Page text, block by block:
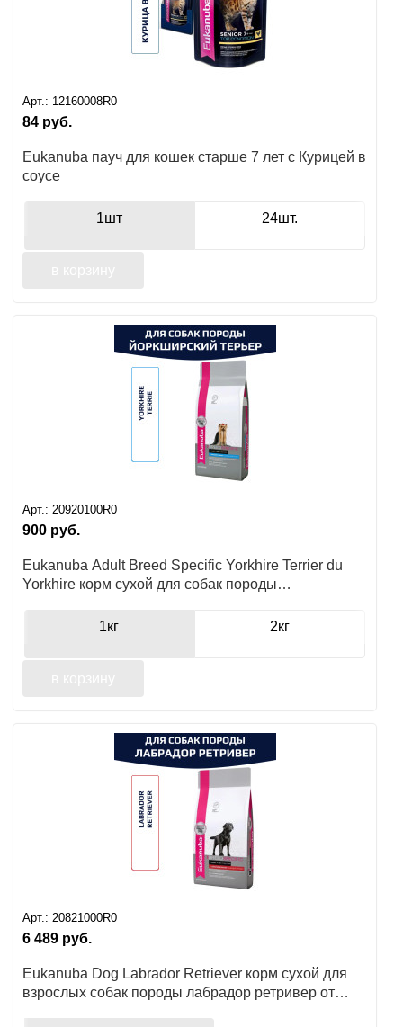
Арт.: 12160008R0
84 руб.
Eukanuba пауч для кошек старше 7 лет с Курицей в
соусе
1шт 24шт.
Арт.: 20920100R0
900 руб.
Eukanuba Adult Breed Specific Yorkhire Terrier du
Yorkhire корм сухой для собак породы
1кг
2кг
Арт.: 20821000R0
6 489 руб.
Eukanuba Dog Labrador Retriever корм сухой для
взрослых собак породы лабрадор ретривер от